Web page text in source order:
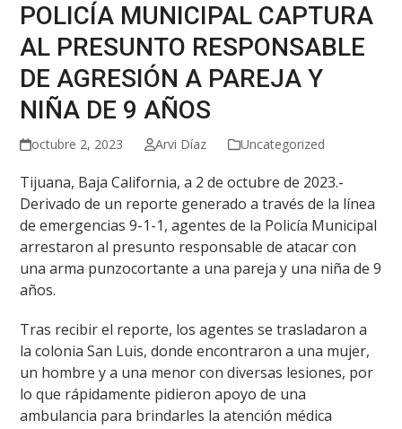
POLICÍA MUNICIPAL CAPTURA
AL PRESUNTO RESPONSABLE
DE AGRESIÓN A PAREJA Y
NIÑA DE 9 AÑOS
octubre 2, 2023 Arvi Díaz Uncategorized
Tijuana, Baja California, a 2 de octubre de 2023.-
Derivado de un reporte generado a través de la línea
de emergencias 9-1-1, agentes de la Policía Municipal
arrestaron al presunto responsable de atacar con
una arma punzocortante a una pareja y una niña de 9
años.
Tras recibir el reporte, los agentes se trasladaron a
la colonia San Luis, donde encontraron a una mujer,
un hombre y a una menor con diversas lesiones, por
lo que rápidamente pidieron apoyo de una
ambulancia para brindarles la atención médica